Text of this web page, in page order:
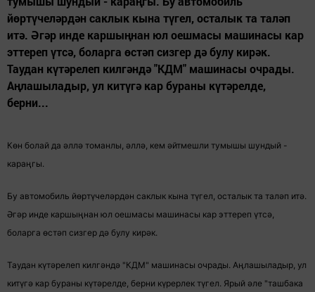
йөртүчеләрдән саклык кына түгел, осталык та таләп
итә. Әгәр инде каршыңнан юл оешмасы машинасы кар
эттереп үтсә, боларга өстәп сизгер дә булу кирәк.
Таудан күтәрелеп килгәндә "КДМ" машинасы очрады.
Аңлашыладыр, ул китүгә кар бураны күтәрелде,
берни...
Көн болай да әллә томанлы, әллә, кем әйтмешли тумышы шундый -
караңгы.
Бу автомобиль йөртүчеләрдән саклык кына түгел, осталык та таләп итә.
Әгәр инде каршыңнан юл оешмасы машинасы кар эттереп үтсә,
боларга өстәп сизгер дә булу кирәк.
Таудан күтәрелеп килгәндә "КДМ" машинасы очрады. Аңлашыладыр, ул
китүгә кар бураны күтәрелде, берни күрерлек түгел. Ярый әле "ташбака